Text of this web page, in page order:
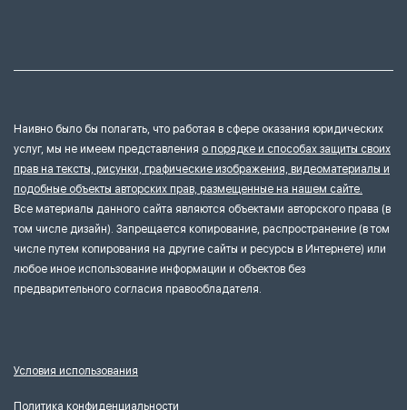
Наивно было бы полагать, что работая в сфере оказания юридических
услуг, мы не имеем представления о порядке и способах защиты своих
прав на тексты, рисунки, графические изображения, видеоматериалы и
подобные объекты авторских прав, размещенные на нашем сайте.
Все материалы данного сайта являются объектами авторского права (в
том числе дизайн). Запрещается копирование, распространение (в том
числе путем копирования на другие сайты и ресурсы в Интернете) или
любое иное использование информации и объектов без
предварительного согласия правообладателя.
Условия использования
Политика конфиденциальности